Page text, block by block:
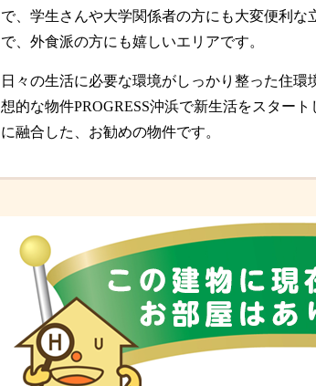
で、学生さんや大学関係者の方にも大変便利
で、外食派の方にも嬉しいエリアです。
日々の生活に必要な環境がしっかり整った住
想的な物件PROGRESS沖浜で新生活をスター
に融合した、お勧めの物件です。